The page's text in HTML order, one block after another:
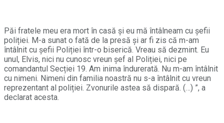
Păi fratele meu era mort în casă și eu mă întâlneam cu șefii
poliției. M-a sunat o fată de la presă și ar fi zis că m-am
întâlnit cu șefii Poliției într-o biserică. Vreau să dezmint. Eu
unul, Elvis, nici nu cunosc vreun șef al Poliției, nici pe
comandantul Secției 19. Am inima îndurerată. Nu m-am întâlnit
cu nimeni. Nimeni din familia noastră nu s-a întâlnit cu vreun
reprezentant al poliției. Zvonurile astea să dispară. (…) ”, a
declarat acesta.